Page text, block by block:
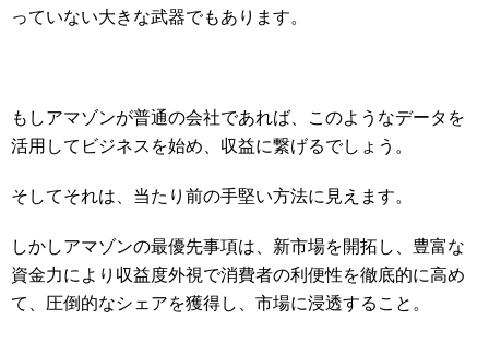
っていない大きな武器でもあります。
もしアマゾンが普通の会社であれば、このようなデータを
活用してビジネスを始め、収益に繋げるでしょう。
そしてそれは、当たり前の手堅い方法に見えます。
しかしアマゾンの最優先事項は、新市場を開拓し、豊富な
資金力により収益度外視で消費者の利便性を徹底的に高め
て、圧倒的なシェアを獲得し、市場に浸透すること。